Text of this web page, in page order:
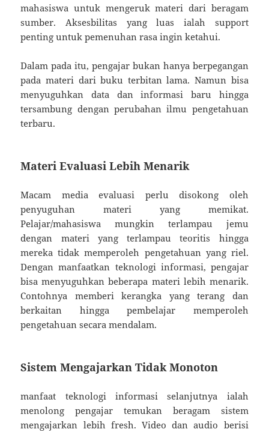
mahasiswa untuk mengeruk materi dari beragam
sumber. Aksesbilitas yang luas ialah support
penting untuk pemenuhan rasa ingin ketahui.
Dalam pada itu, pengajar bukan hanya berpegangan
pada materi dari buku terbitan lama. Namun bisa
menyuguhkan data dan informasi baru hingga
tersambung dengan perubahan ilmu pengetahuan
terbaru.
Materi Evaluasi Lebih Menarik
Macam media evaluasi perlu disokong oleh
penyuguhan materi yang memikat.
Pelajar/mahasiswa mungkin terlampau jemu
dengan materi yang terlampau teoritis hingga
mereka tidak memperoleh pengetahuan yang riel.
Dengan manfaatkan teknologi informasi, pengajar
bisa menyuguhkan beberapa materi lebih menarik.
Contohnya memberi kerangka yang terang dan
berkaitan hingga pembelajar memperoleh
pengetahuan secara mendalam.
Sistem Mengajarkan Tidak Monoton
manfaat teknologi informasi selanjutnya ialah
menolong pengajar temukan beragam sistem
mengajarkan lebih fresh. Video dan audio berisi